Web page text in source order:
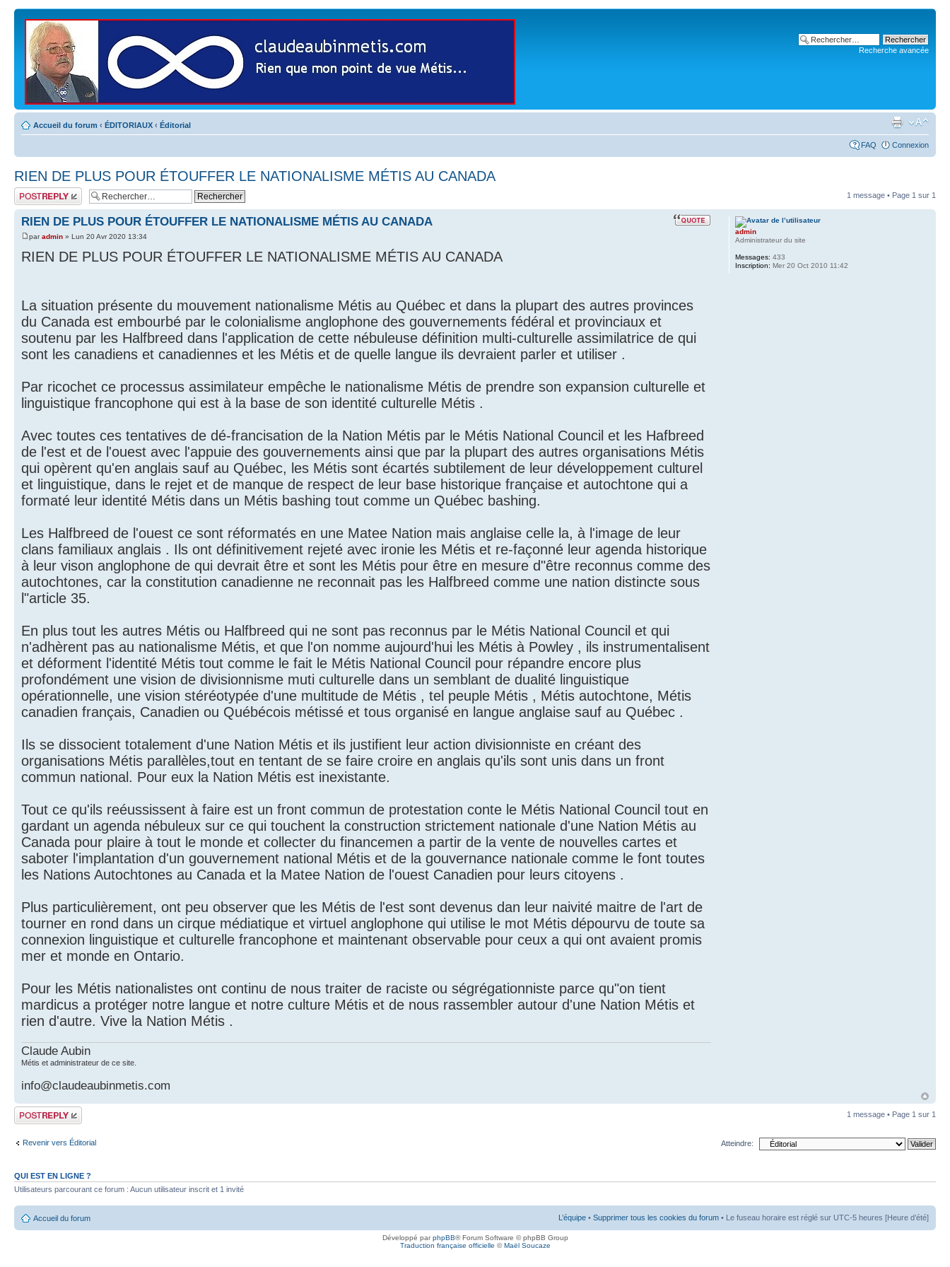
Recherche avancée
Accueil du forum ‹ ÉDITORIAUX ‹ Éditorial
FAQ Connexion
RIEN DE PLUS POUR ÉTOUFFER LE NATIONALISME MÉTIS AU CANADA
Publier une
réponse
1 message • Page 1 sur 1
RIEN DE PLUS POUR ÉTOUFFER LE NATIONALISME MÉTIS AU CANADA
paradmin » Lun 20 Avr 2020 13:34
RIEN DE PLUS POUR ÉTOUFFER LE NATIONALISME MÉTIS AU CANADA
La situation présente du mouvement nationalisme Métis au Québec et dans la plupart des autres provinces
du Canada est embourbé par le colonialisme anglophone des gouvernements fédéral et provinciaux et
soutenu par les Halfbreed dans l'application de cette nébuleuse définition multi-culturelle assimilatrice de qui
sont les canadiens et canadiennes et les Métis et de quelle langue ils devraient parler et utiliser .
Par ricochet ce processus assimilateur empêche le nationalisme Métis de prendre son expansion culturelle et
linguistique francophone qui est à la base de son identité culturelle Métis .
Avec toutes ces tentatives de dé-francisation de la Nation Métis par le Métis National Council et les Hafbreed
de l'est et de l'ouest avec l'appuie des gouvernements ainsi que par la plupart des autres organisations Métis
qui opèrent qu'en anglais sauf au Québec, les Métis sont écartés subtilement de leur développement culturel
et linguistique, dans le rejet et de manque de respect de leur base historique française et autochtone qui a
formaté leur identité Métis dans un Métis bashing tout comme un Québec bashing.
Les Halfbreed de l'ouest ce sont réformatés en une Matee Nation mais anglaise celle la, à l'image de leur
clans familiaux anglais . Ils ont définitivement rejeté avec ironie les Métis et re-façonné leur agenda historique
à leur vison anglophone de qui devrait être et sont les Métis pour être en mesure d"être reconnus comme des
autochtones, car la constitution canadienne ne reconnait pas les Halfbreed comme une nation distincte sous
l"article 35.
En plus tout les autres Métis ou Halfbreed qui ne sont pas reconnus par le Métis National Council et qui
n'adhèrent pas au nationalisme Métis, et que l'on nomme aujourd'hui les Métis à Powley , ils instrumentalisent
et déforment l'identité Métis tout comme le fait le Métis National Council pour répandre encore plus
profondément une vision de divisionnisme muti culturelle dans un semblant de dualité linguistique
opérationnelle, une vision stéréotypée d'une multitude de Métis , tel peuple Métis , Métis autochtone, Métis
canadien français, Canadien ou Québécois métissé et tous organisé en langue anglaise sauf au Québec .
Ils se dissocient totalement d'une Nation Métis et ils justifient leur action divisionniste en créant des
organisations Métis parallèles,tout en tentant de se faire croire en anglais qu'ils sont unis dans un front
commun national. Pour eux la Nation Métis est inexistante.
Tout ce qu'ils reéussissent à faire est un front commun de protestation conte le Métis National Council tout en
gardant un agenda nébuleux sur ce qui touchent la construction strictement nationale d'une Nation Métis au
Canada pour plaire à tout le monde et collecter du financemen a partir de la vente de nouvelles cartes et
saboter l'implantation d'un gouvernement national Métis et de la gouvernance nationale comme le font toutes
les Nations Autochtones au Canada et la Matee Nation de l'ouest Canadien pour leurs citoyens .
Plus particulièrement, ont peu observer que les Métis de l'est sont devenus dan leur naivité maitre de l'art de
tourner en rond dans un cirque médiatique et virtuel anglophone qui utilise le mot Métis dépourvu de toute sa
connexion linguistique et culturelle francophone et maintenant observable pour ceux a qui ont avaient promis
mer et monde en Ontario.
Pour les Métis nationalistes ont continu de nous traiter de raciste ou ségrégationniste parce qu"on tient
mardicus a protéger notre langue et notre culture Métis et de nous rassembler autour d'une Nation Métis et
rien d'autre. Vive la Nation Métis .
Claude Aubin
Métis et administrateur de ce site.
info@claudeaubinmetis.com
admin
Administrateur du site
Messages: 433
Inscription: Mer 20 Oct 2010 11:42
Publier une
réponse
1 message • Page 1 sur 1
Revenir vers Éditorial Atteindre:
QUI EST EN LIGNE ?
Utilisateurs parcourant ce forum : Aucun utilisateur inscrit et 1 invité
Accueil du forum L’équipe • Supprimer tous les cookies du forum • Le fuseau horaire est réglé sur UTC-5 heures [Heure d’été]
Développé parphpBB® Forum Software © phpBB Group
Traduction française officielle ©Maël Soucaze